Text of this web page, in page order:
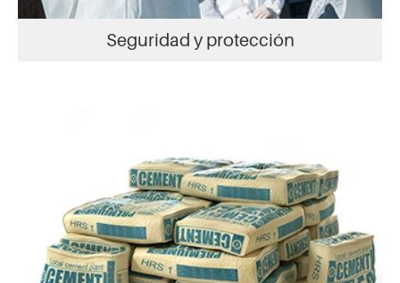
Seguridad y protección